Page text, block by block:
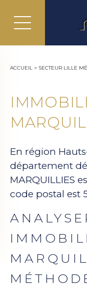
ACCUEIL > SECTEUR LILLE
En région
département
MARQUILLIES
code postal est